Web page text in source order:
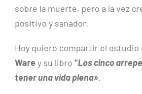
sobre la muerte, pero a la vez
positivo y sanador.
Hoy quiero compartir el estudio
Warey su libro “Los cinco
tener una vida plena».